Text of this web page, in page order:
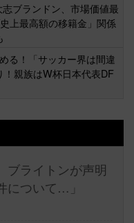
ブランドン、市場価値最
上最高額の移籍金」関係
る！「サッカー界は間違
！親族はW杯日本代表DF
ブライトンが声明
について…」